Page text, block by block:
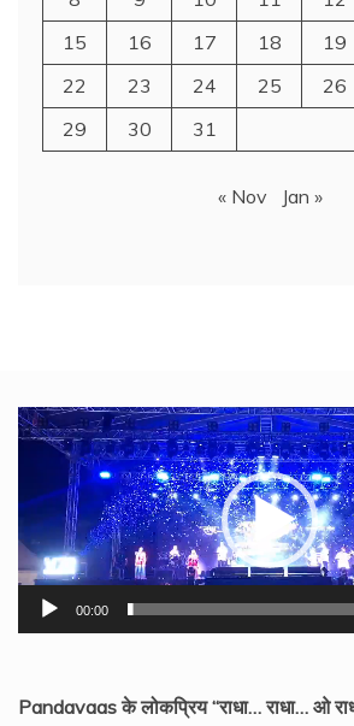
15
16 17 18 19
22
23 24 25 26
29
30 31
« Nov Jan »
Video
Player
00:00
Pandavaas के लोकप्रिय “राधा… राधा… ओ